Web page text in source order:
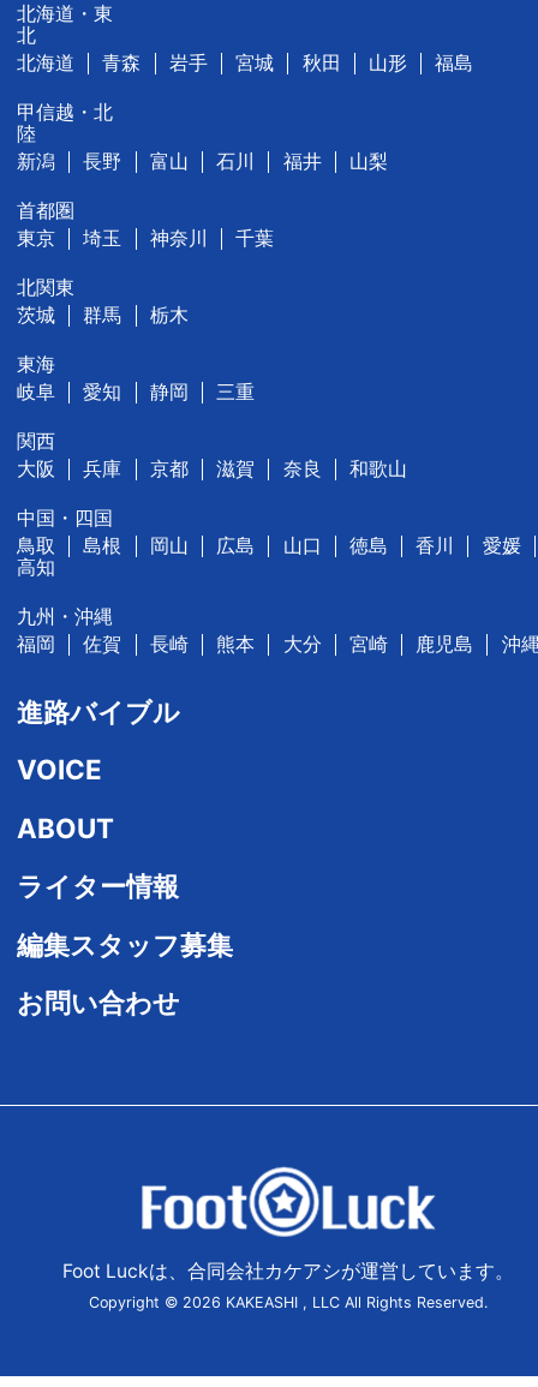
北海道・東
北
北海道
青森 岩手 宮城 秋田 山形 福島
甲信越・北
陸
新潟
長野 富山 石川 福井 山梨
首都圏
東京
埼玉 神奈川 千葉
北関東
茨城
群馬 栃木
東海
岐阜
愛知 静岡 三重
関西
大阪
兵庫 京都 滋賀 奈良 和歌山
中国・四国
鳥取
島根 岡山 広島 山口 徳島 香川
愛媛
高知
九州・沖縄
福岡
佐賀 長崎 熊本 大分 宮崎 鹿児島 沖
進路バイブル
VOICE
ABOUT
ライター情報
編集スタッフ募集
お問い合わせ
Foot Luckは、合同会社カケアシが運営しています。
Copyright © 2026 KAKEASHI , LLC All Rights Reserved.